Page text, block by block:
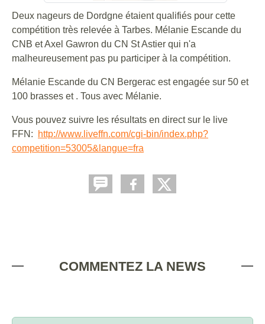
Deux nageurs de Dordgne étaient qualifiés pour cette
compétition très relevée à Tarbes. Mélanie Escande du
CNB et Axel Gawron du CN St Astier qui n'a
malheureusement pas pu participer à la compétition.
Mélanie Escande du CN Bergerac est engagée sur 50 et
100 brasses et . Tous avec Mélanie.
Vous pouvez suivre les résultats en direct sur le live
FFN:
http://www.liveffn.com/cgi-bin/index.php?
competition=53005&langue=fra
COMMENTEZ LA NEWS